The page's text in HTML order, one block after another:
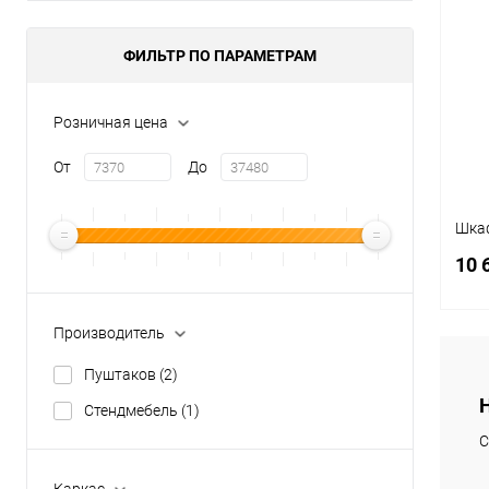
ФИЛЬТР ПО ПАРАМЕТРАМ
Розничная цена
От До
Производитель
Пуштаков (2)
Стендмебель (1)
10
клик